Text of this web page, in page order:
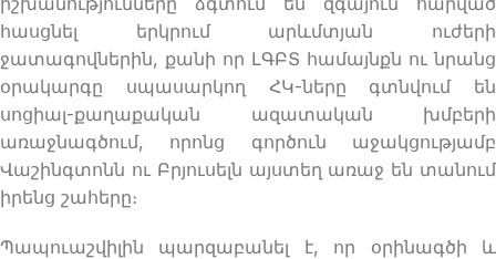
հասցնել երկրում արևմտյան ուժերի
ջատագովներին, քանի որ ԼԳԲՏ համայնքն ու նրանց
օրակարգը սպասարկող ՀԿ-ները գտնվում են
սոցիալ-քաղաքական ազատական խմբերի
առաջնագծում, որոնց գործուն աջակցությամբ
Վաշինգտոնն ու Բրյուսելն այստեղ առաջ են տանում
իրենց շահերը։
Պապուաշվիլին պարզաբանել է, որ օրինագծի և